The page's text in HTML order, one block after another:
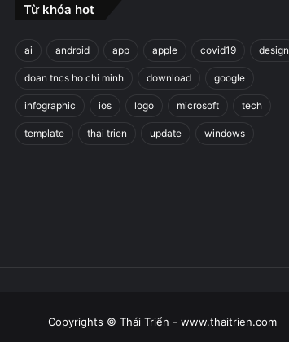
Từ khóa hot
ai android app apple covid19 design
doan tncs ho chi minh download google
infographic ios logo microsoft tech
template thai trien update windows
Copyrights © Thái Triển - www.thaitrien.com